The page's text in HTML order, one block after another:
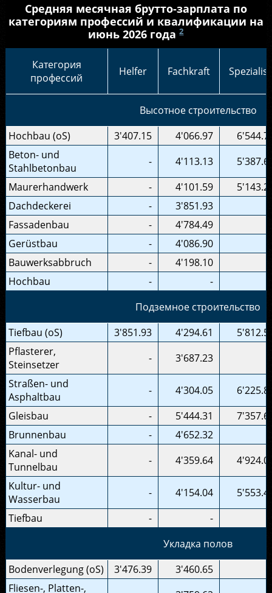
Средняя месячная брутто-зарплата по
категориям профессий и квалификации на
июнь 2026 года2
Категория
профессий
Helfer Fachkraft Spezialist
Высотное строительство
Hochbau (oS)
3'407.15 4'066.97
Beton- und
Stahlbetonbau
- 4'113.13
Maurerhandwerk
- 4'101.59
Dachdeckerei
- 3'851.93
Fassadenbau
- 4'784.49
Gerüstbau
- 4'086.90
Bauwerksabbruch
- 4'198.10
Hochbau
- -
Подземное строительство
Tiefbau (oS)
3'851.93 4'294.61
Pflasterer,
Steinsetzer
- 3'687.23
Straßen- und
Asphaltbau
- 4'304.05
Gleisbau
- 5'444.31
Brunnenbau
- 4'652.32
Kanal- und
Tunnelbau
- 4'359.64
Kultur- und
Wasserbau
- 4'154.04
Tiefbau
- -
Укладка полов
Bodenverlegung (oS)
3'476.39 3'460.65
Fliesen-, Platten-,